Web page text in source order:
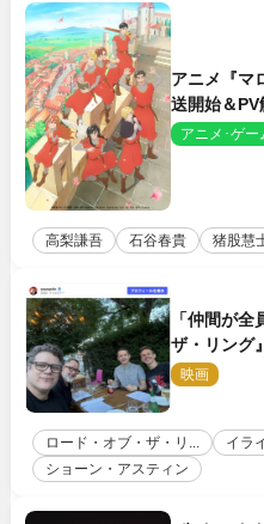
アニメ『マ
送開始＆
吾、川島零
アニメ･ゲー
高梨謙吾 石谷春貴 猪股慧
「仲間が
ザ・リング
感激
映画
ロード・オブ・ザ・リ...
イラ
ショーン・アスティン